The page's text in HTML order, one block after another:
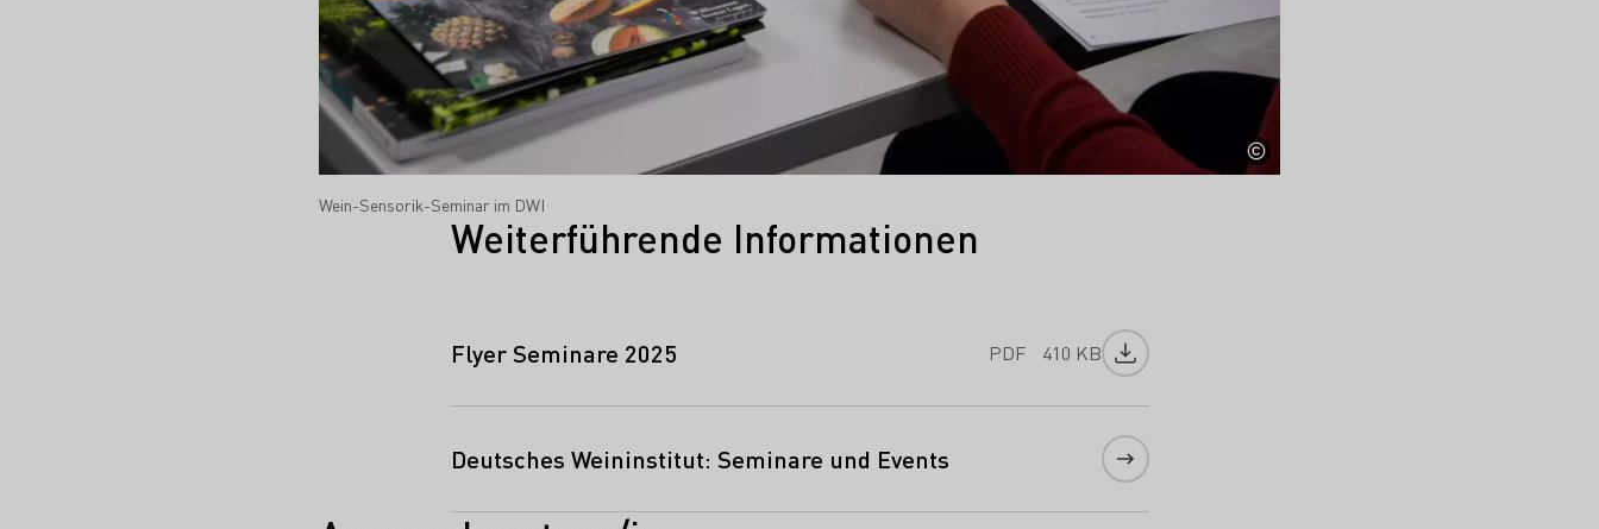
Wein-Sensorik-Seminar im DWI
Weiterführende Informationen
Flyer Seminare 2025 PDF 410 KB Datei herunterladen
Deutsches Weininstitut: Seminare und Events